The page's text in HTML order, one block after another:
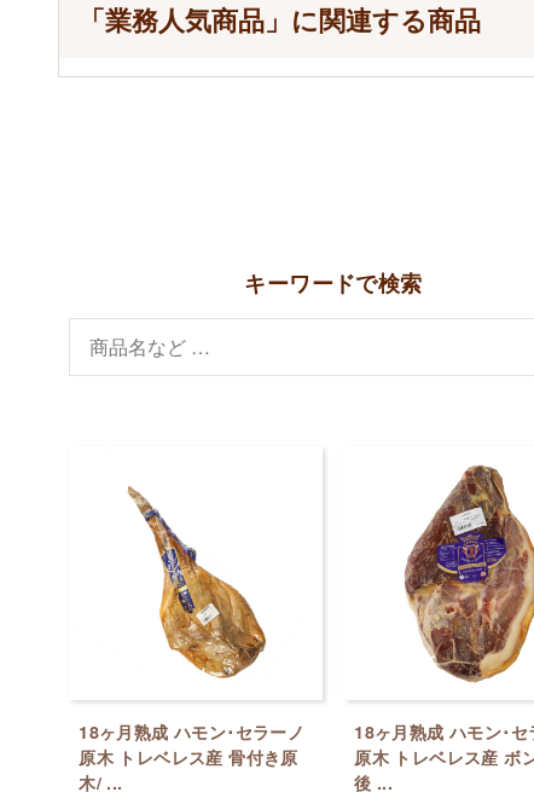
「業務人気商品」に関連する商品
キーワードで検索
18ヶ月熟成 ハモン･セラーノ
原木 トレベレス産 骨付き原
木/ ...
18ヶ月熟成 ハモン･セ
原木 トレベレス産 ボ
後 ...